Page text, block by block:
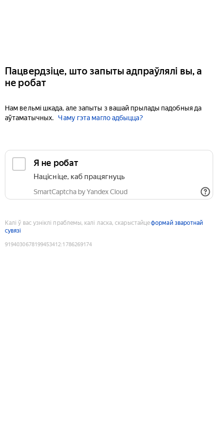
Пацвердзіце, што запыты адпраўлялі вы, а
не робат
Нам вельмі шкада, але запыты з вашай прылады падобныя да
аўтаматычных.
Чаму гэта магло адбыцца?
Я не робат
Націсніце, каб працягнуць
SmartCaptcha by Yandex Cloud
Калі ў вас узніклі праблемы, калі ласка, скарыстайцеформай зваротнай
сувязі
9194030678199453412:1786269174